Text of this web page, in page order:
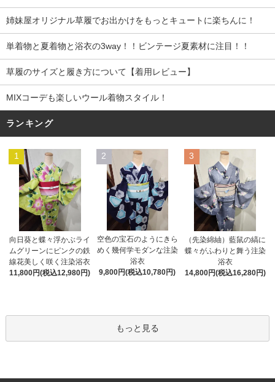
姉妹屋オリジナル草履でお出かけをもっとキュートに楽ちんに！
単着物と夏着物と浴衣の3way！！ビンテージ夏素材に注目！！
草履のサイズと履き方について【着用レビュー】
MIXコーデも楽しいウール着物スタイル！
ランキング
1
向日葵と蝶々浮かぶライ
ムグリーンにピンクの鉄
線花美しく咲く注染浴衣
11,800円(税込12,980円)
2
空色の宝石のようにきら
めく幾何学モダンな注染
浴衣
9,800円(税込10,780円)
3
（先染綿紬）藍鼠の縞に
蝶々がふわりと舞う注染
浴衣
14,800円(税込16,280円)
もっと見る